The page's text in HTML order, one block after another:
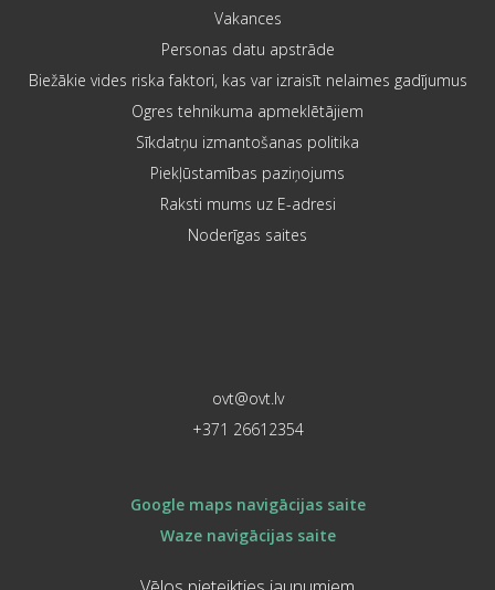
Vakances
Personas datu apstrāde
Biežākie vides riska faktori, kas var izraisīt nelaimes gadījumus
Ogres tehnikuma apmeklētājiem
Sīkdatņu izmantošanas politika
Piekļūstamības paziņojums
Raksti mums uz E-adresi
Noderīgas saites
ovt@ovt.lv
+371 26612354
Google maps navigācijas saite
Waze navigācijas saite